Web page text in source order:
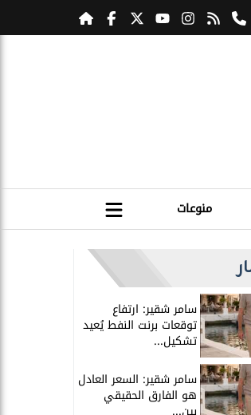
منوعات
سامر شقير: ارتفاع
توقعات برنت النفط يُعيد
تشكيل...
سامر شقير: السعر العادل
هو الفارق الحقيقي